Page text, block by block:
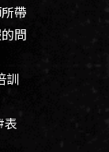
帶
問
訓
表